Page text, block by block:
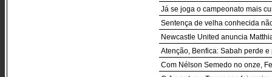
Já se joga o campeonato mais
Sentença de velha conhecida
Newcastle United anuncia
Atenção, Benfica: Sabah perde
Com Nélson Semedo no onze,